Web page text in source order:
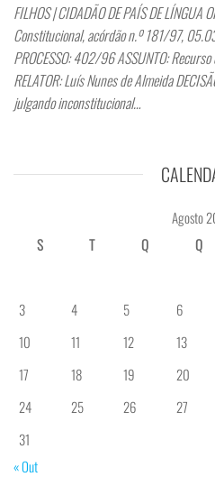
FILHOS | CIDADÃO DE PAÍS DE
Constitucional, acórdão n.º 181/97,
PROCESSO: 402/96 ASSUNTO:
RELATOR: Luís Nunes de Almeida
julgando inconstitucional…
Agosto
S
T Q Q
3
4 5 6
10
11 12 13
17
18 19 20
24
25 26 27
31
« Out